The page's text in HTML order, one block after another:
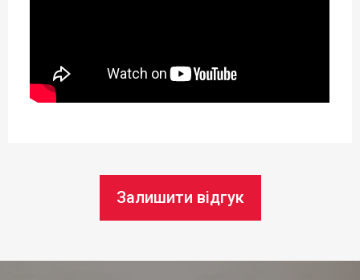
Так
Висота (см):
В наявності
Чехія
Залишити відгук